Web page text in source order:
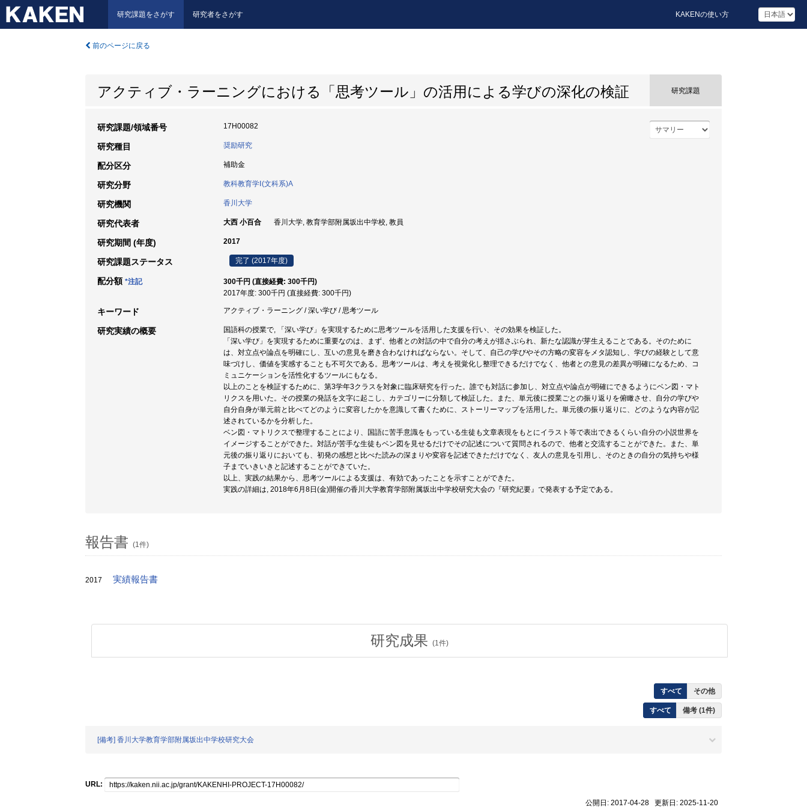
研究課題をさがす 研究者をさがす KAKENの使い方
前のページに戻る
アクティブ・ラーニングにおける「思考ツール」の活用による学びの深化の検証 研究課題
研究課題/領域番号 17H00082
研究種目 奨励研究
配分区分 補助金
研究分野 教科教育学Ⅰ(文科系)A
研究機関 香川大学
研究代表者 大西 小百合 香川大学, 教育学部附属坂出中学校, 教員
研究期間 (年度) 2017
研究課題ステータス 完了 (2017年度)
配分額 *注記
300千円 (直接経費: 300千円)
2017年度: 300千円 (直接経費: 300千円)
キーワード アクティブ・ラーニング / 深い学び / 思考ツール
研究実績の概要
国語科の授業で, 「深い学び」を実現するために思考ツールを活用した支援を行い、その効果を検証した。
「深い学び」を実現するために重要なのは、まず、他者との対話の中で自分の考えが揺さぶられ、新たな認識が芽生えることである。そのために
は、対立点や論点を明確にし、互いの意見を磨き合わなければならない。そして、自己の学びやその方略の変容をメタ認知し、学びの経験として意
味づけし、価値を実感することも不可欠である。思考ツールは、考えを視覚化し整理できるだけでなく、他者との意見の差異が明確になるため、コ
ミュニケーションを活性化するツールにもなる。
以上のことを検証するために、第3学年3クラスを対象に臨床研究を行った。誰でも対話に参加し、対立点や論点が明確にできるようにベン図・マト
リクスを用いた。その授業の発話を文字に起こし、カテゴリーに分類して検証した。また、単元後に授業ごとの振り返りを俯瞰させ、自分の学びや
自分自身が単元前と比べてどのように変容したかを意識して書くために、ストーリーマップを活用した。単元後の振り返りに、どのような内容が記
述されているかを分析した。
ベン図・マトリクスで整理することにより、国語に苦手意識をもっている生徒も文章表現をもとにイラスト等で表出できるくらい自分の小説世界を
イメージすることができた。対話が苦手な生徒もベン図を見せるだけでその記述について質問されるので、他者と交流することができた。また、単
元後の振り返りにおいても、初発の感想と比べた読みの深まりや変容を記述できただけでなく、友人の意見を引用し、そのときの自分の気持ちや様
子までいきいきと記述することができていた。
以上、実践の結果から、思考ツールによる支援は、有効であったことを示すことができた。
実践の詳細は, 2018年6月8日(金)開催の香川大学教育学部附属坂出中学校研究大会の『研究紀要』で発表する予定である。
報告書 (1件)
2017 実績報告書
研究成果 (1件)
すべて その他
すべて 備考 (1件)
[備考] 香川大学教育学部附属坂出中学校研究大会
URL:
公開日: 2017-04-28 更新日: 2025-11-20